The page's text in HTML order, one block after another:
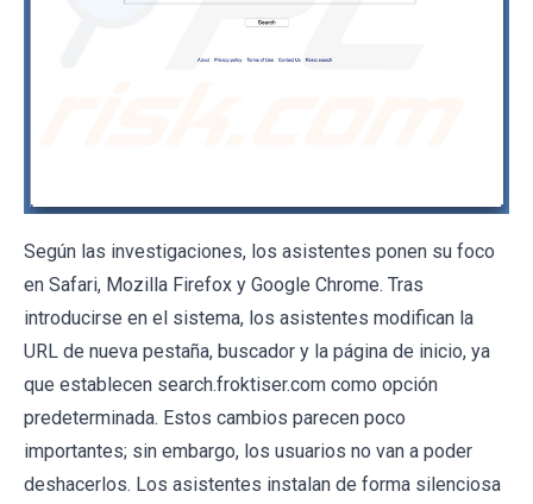
Según las investigaciones, los asistentes ponen su foco
en Safari, Mozilla Firefox y Google Chrome. Tras
introducirse en el sistema, los asistentes modifican la
URL de nueva pestaña, buscador y la página de inicio, ya
que establecen search.froktiser.com como opción
predeterminada. Estos cambios parecen poco
importantes; sin embargo, los usuarios no van a poder
deshacerlos. Los asistentes instalan de forma silenciosa